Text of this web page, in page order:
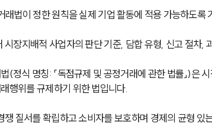
래법이 정한 원칙을 실제 기업 활동에 적용 가능하도록
시장지배적 사업자의 판단 기준, 담합 유형, 신고 절차,
(정식 명칭: 「독점규제 및 공정거래에 관한 법률」)은
행위를 규제하기 위한 법입니다.
쟁 질서를 확립하고 소비자를 보호하며 경제의 균형 있